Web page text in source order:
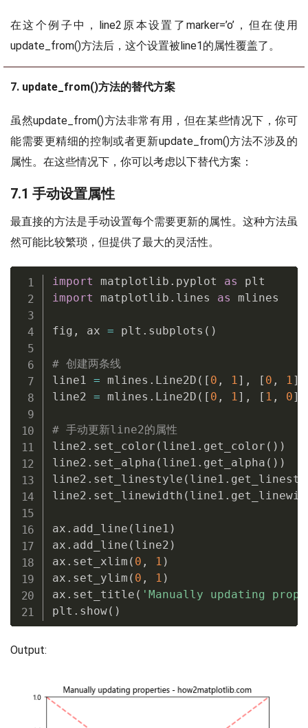
在这个例子中，line2原本设置了marker=’o’，但在使用
update_from()方法后，这个设置被line1的属性覆盖了。
7. update_from()方法的替代方案
虽然update_from()方法非常有用，但在某些情况下，你可
能需要更精细的控制或者更新update_from()方法不涉及的
属性。在这些情况下，你可以考虑以下替代方案：
7.1 手动设置属性
最直接的方法是手动设置每个需要更新的属性。这种方法虽
然可能比较繁琐，但提供了最大的灵活性。
import matplotlib . pyplot as
import matplotlib . lines as mlines
fig , ax = plt . subplots ( )
# 创建两条线
line1 = mlines . Line2D ( [ 0 , 1] , [ 0 , 1]
line2 = mlines . Line2D ( [ 0 , 1] , [ 1 , 0]
# 手动更新line2的属性
line2 . set_color ( line1 . get_color ( ) )
line2 . set_alpha ( line1 . get_alpha ( ) )
line2 . set_linestyle ( line1 .
line2 . set_linewidth ( line1 .
ax . add_line ( line1 )
ax . add_line ( line2 )
ax . set_xlim ( 0 , 1 )
ax . set_ylim ( 0 , 1 )
ax . set_title ( 'Manually updating
plt . show( )
Output: